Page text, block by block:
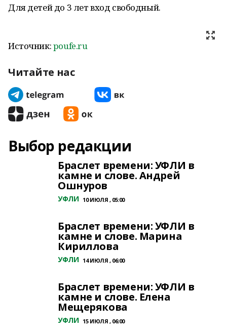
Для детей до 3 лет вход свободный.
Источник:poufe.ru
Читайте нас
Выбор редакции
Браслет времени: УФЛИ в
камне и слове. Андрей
Ошнуров
УФЛИ 10 ИЮЛЯ , 05:00
Браслет времени: УФЛИ в
камне и слове. Марина
Кириллова
УФЛИ 14 ИЮЛЯ , 06:00
Браслет времени: УФЛИ в
камне и слове. Елена
Мещерякова
УФЛИ 15 ИЮЛЯ , 06:00